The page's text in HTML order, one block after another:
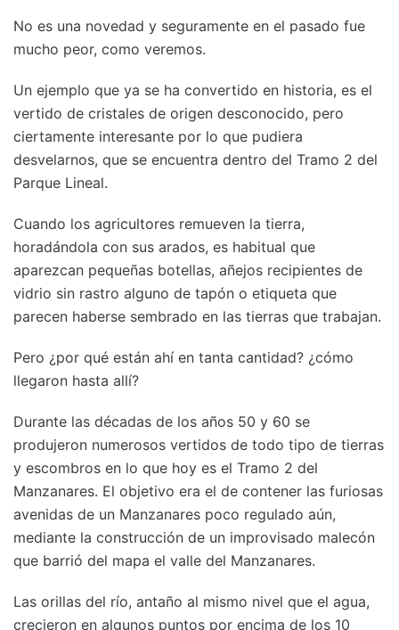
No es una novedad y seguramente en el pasado fue
mucho peor, como veremos.
Un ejemplo que ya se ha convertido en historia, es el
vertido de cristales de origen desconocido, pero
ciertamente interesante por lo que pudiera
desvelarnos, que se encuentra dentro del Tramo 2 del
Parque Lineal.
Cuando los agricultores remueven la tierra,
horadándola con sus arados, es habitual que
aparezcan pequeñas botellas, añejos recipientes de
vidrio sin rastro alguno de tapón o etiqueta que
parecen haberse sembrado en las tierras que trabajan.
Pero ¿por qué están ahí en tanta cantidad? ¿cómo
llegaron hasta allí?
Durante las décadas de los años 50 y 60 se
produjeron numerosos vertidos de todo tipo de tierras
y escombros en lo que hoy es el Tramo 2 del
Manzanares. El objetivo era el de contener las furiosas
avenidas de un Manzanares poco regulado aún,
mediante la construcción de un improvisado malecón
que barrió del mapa el valle del Manzanares.
Las orillas del río, antaño al mismo nivel que el agua,
crecieron en algunos puntos por encima de los 10